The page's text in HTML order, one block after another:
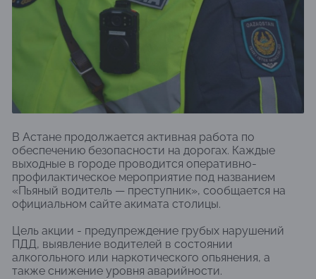
В Астане продолжается активная работа по
обеспечению безопасности на дорогах. Каждые
выходные в городе проводится оперативно-
профилактическое мероприятие под названием
«Пьяный водитель — преступник», сообщается на
официальном сайте акимата столицы.
Цель акции - предупреждение грубых нарушений
ПДД, выявление водителей в состоянии
алкогольного или наркотического опьянения, а
также снижение уровня аварийности.